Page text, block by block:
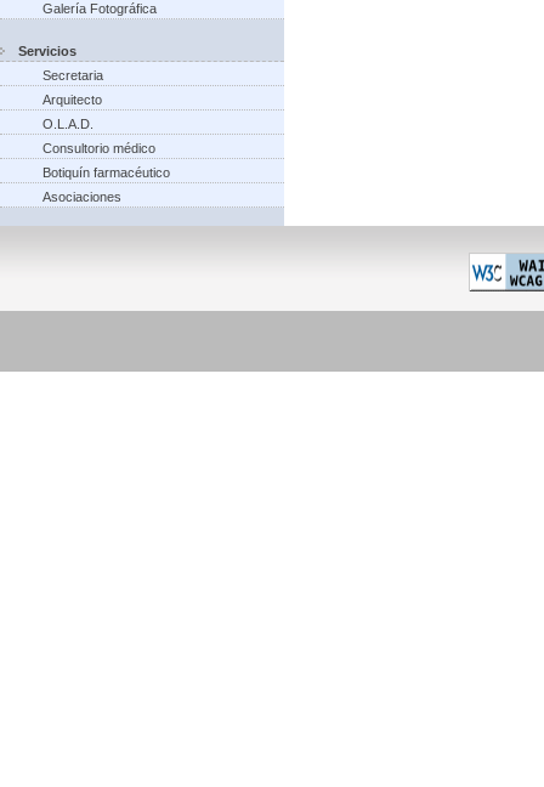
Galería Fotográfica
Servicios
Secretaria
Arquitecto
O.L.A.D.
Consultorio médico
Botiquín farmacéutico
Asociaciones